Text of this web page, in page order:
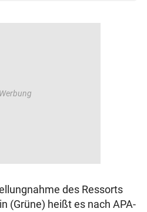
des Ressorts
(Grüne) heißt es nach APA-